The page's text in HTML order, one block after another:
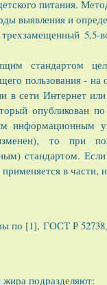
питания.
выявления и
5,5-
стандартом
пользования - на
в сети Интернет
опубликован
информационным
то при
стандартом.
в части,
по [1], ГОСТ Р
подразделяют: